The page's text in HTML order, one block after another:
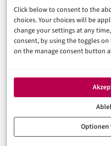
Click below to consent to the
choices. Your choices will be
change your settings at any
consent, by using the toggles
on the manage consent button
Optionen
Unsere Redaktion
Werbeformate & Media Kit
Rechtliches
Datenschutzerklärung (EU)
Cookie-Richtlinie (EU)